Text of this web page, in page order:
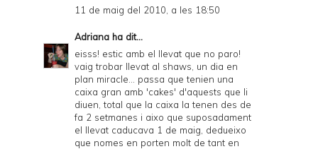
11 de maig del 2010, a les 18:50
Adriana ha dit...
eisss! estic amb el llevat que no paro!
vaig trobar llevat al shaws, un dia en
plan miracle... passa que tenien una
caixa gran amb 'cakes' d'aquests que li
diuen, total que la caixa la tenen des de
fa 2 setmanes i aixo que suposadament
el llevat caducava 1 de maig, dedueixo
que nomes en porten molt de tant en